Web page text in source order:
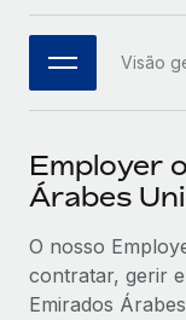
中文（简体）
Visão
Employer
Árabes
O nosso
contratar, gerir
Emirados